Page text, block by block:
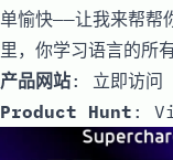
单愉快——让我来帮帮
里，你学习语言的所
产品网站: 立即访问
Product Hunt :